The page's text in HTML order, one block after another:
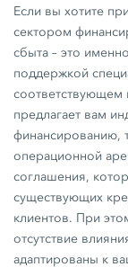
Если вы хотите
сектором
сбыта – это
поддержкой
соответствующем
предлагает вам
финансированию,
операционной
соглашения,
существующих
клиентов. При
отсутствие
адаптированы к